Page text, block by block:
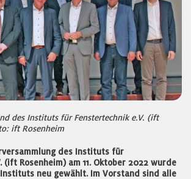
des Instituts für Fenstertechnik e.V. (ift
ift Rosenheim
des Instituts für
(ift Rosenheim) am 11. Oktober 2022 wurde
neu gewählt. Im Vorstand sind alle